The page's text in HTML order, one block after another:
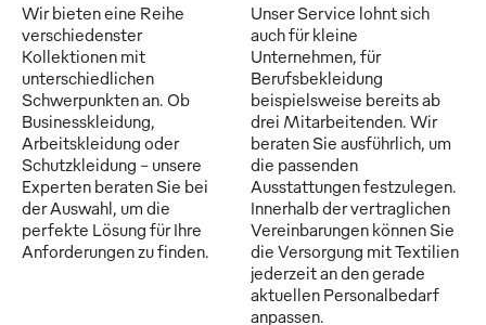
Wir bieten eine Reihe
verschiedenster
Kollektionen mit
unterschiedlichen
Schwerpunkten an. Ob
Businesskleidung,
Arbeitskleidung oder
Schutzkleidung - unsere
Experten beraten Sie bei
der Auswahl, um die
perfekte Lösung für Ihre
Anforderungen zu finden.
Unser Service lohnt sich
auch für kleine
Unternehmen, für
Berufsbekleidung
beispielsweise bereits ab
drei Mitarbeitenden. Wir
beraten Sie ausführlich, um
die passenden
Ausstattungen festzulegen.
Innerhalb der vertraglichen
Vereinbarungen können Sie
die Versorgung mit Textilien
jederzeit an den gerade
aktuellen Personalbedarf
anpassen.